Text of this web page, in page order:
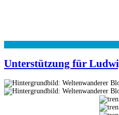
Unterstützung für